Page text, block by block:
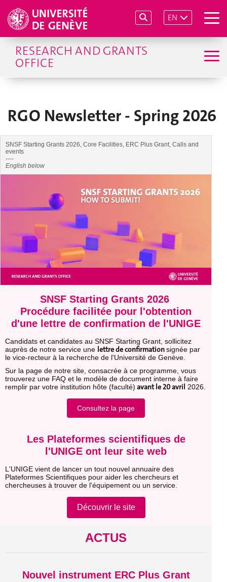
EN
RESEARCH AND GRANTS
OFFICE
RGO Newsletter - Spring 2026
SNSF Starting Grants 2026, Core Facilities, ERC Plus Grant, Calls and
events
----
English below
SNSF Starting Grants 2026
Procédure facilitée pour l'obtention
d'une lettre de confirmation de l'UNIGE
Candidats et candidates au SNSF Starting Grant, sollicitez
auprès de notre service une lettre de confirmationsignée par
le vice-recteur à la recherche de l'Université de Genève.
Sur la page de notre site, consacrée à ce programme, vous
trouverez une FAQ et le modèle de document interne à faire
remplir par votre institution hôte (faculté) avant le 20 avril 2026.
Consultez la page
Les Plateformes scientifiques de
l'UNIGE ont leur site web
L'UNIGE vient de lancer un tout nouvel annuaire des
Plateformes Scientifiques pour aider les chercheurs et
chercheuses à trouver de l'équipement ou un service.
Découvrir le site
ACTUS
Nouvel instrument ERC Plus Grant